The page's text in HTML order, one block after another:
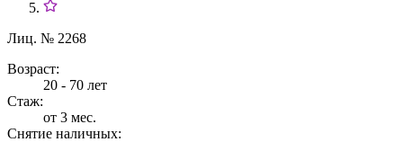
Лиц. № 2268
Возраст:
20 - 70 лет
Стаж:
от 3 мес.
Снятие наличных: